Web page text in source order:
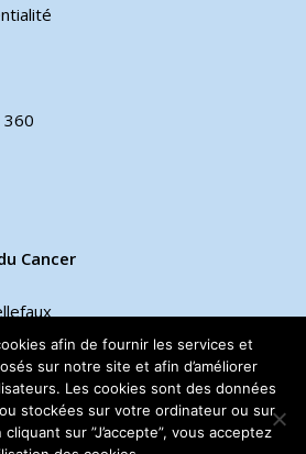
360
Cancer
FRANCEafin de fournir les services et
sur notre site et afin d’améliorer
Les cookies sont des données
stockées sur votre ordinateur ou sur
sur ”J’accepte”, vous acceptez